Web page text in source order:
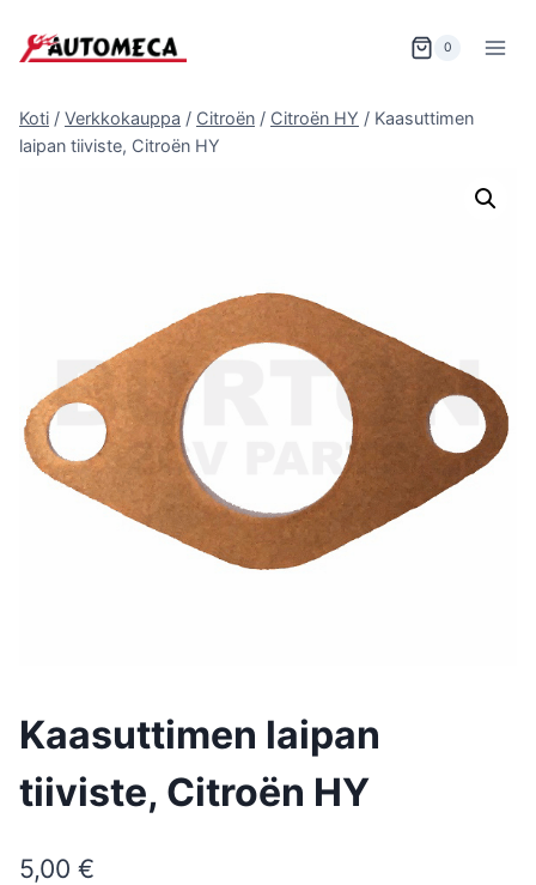
sisältöön
0
Koti / Verkkokauppa / Citroën / Citroën HY / Kaasuttimen
laipan tiiviste, Citroën HY
Kaasuttimen laipan
tiiviste, Citroën HY
5,00 €